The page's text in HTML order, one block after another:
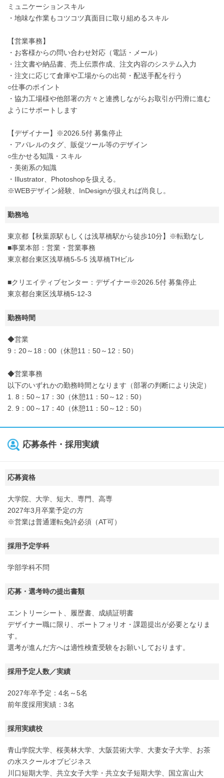
ミュニケーションスキル
・地味な作業もコツコツ真面目に取り組めるスキル
【営業事務】
・お客様からの問い合わせ対応（電話・メール）
・注文書や納品書、売上伝票作成、注文内容のシステム入力
・注文に応じて倉庫や工場からの出荷・配送手配を行う
○仕事のポイント
・協力工場様や他部署の方々と連携しながらお取引が円滑に進む
ようにサポートします
【デザイナー】※2026.5付 募集停止
・アパレルのタグ、販促ツール等のデザイン
○生かせる知識・スキル
・美術系の知識
・Illustrator、Photoshopを扱える。
※WEBデザイン経験、InDesignが扱えれば尚良し。
勤務地
東京都【秋葉原駅もしくは浅草橋駅から徒歩10分】※転勤なし
■事業本部：営業・営業事務
東京都台東区浅草橋5-5-5 浅草橋THビル
■クリエイティブセンター：デザイナー※2026.5付 募集停止
東京都台東区浅草橋5-12-3
勤務時間
◆営業
9：20～18：00（休憩11：50～12：50）
◆営業事務
以下のいずれかの勤務時間となります（部署の判断により決定）
1. 8：50～17：30（休憩11：50～12：50）
2. 9：00～17：40（休憩11：50～12：50）
応募条件・採用実績
応募資格
大学院、大学、短大、専門、高専
2027年3月卒業予定の方
※営業は普通運転免許必須（AT可）
採用予定学科
学部学科不問
応募・選考時の提出書類
エントリーシート、履歴書、成績証明書
デザイナー職に限り、ポートフォリオ・課題提出が必要となりま
す。
選考が進んだ方へは適性検査受験をお願いしております。
採用予定人数／実績
2027年卒予定：4名～5名
前年度採用実績：3名
採用実績校
青山学院大学、桜美林大学、大阪芸術大学、大妻女子大学、お茶
の水スクールオブビジネス
川口短期大学、共立女子大学・共立女子短期大学、国立富山大